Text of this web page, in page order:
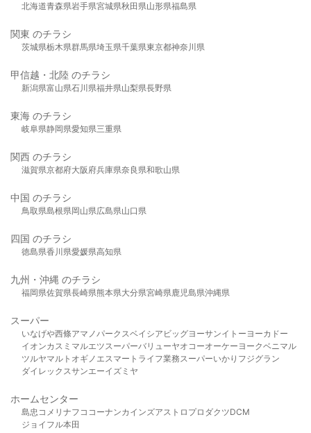
北海道青森県岩手県宮城県秋田県山形県福島県
関東 のチラシ
茨城県栃木県群馬県埼玉県千葉県東京都神奈川県
甲信越・北陸 のチラシ
新潟県富山県石川県福井県山梨県長野県
東海 のチラシ
岐阜県静岡県愛知県三重県
関西 のチラシ
滋賀県京都府大阪府兵庫県奈良県和歌山県
中国 のチラシ
鳥取県島根県岡山県広島県山口県
四国 のチラシ
徳島県香川県愛媛県高知県
九州・沖縄 のチラシ
福岡県佐賀県長崎県熊本県大分県宮崎県鹿児島県沖縄県
スーパー
いなげや西條アマノパークスベイシア ビッグヨーサンイトーヨーカドー
イオンカスミ マルエツスーパーバリューヤオコーオーケー ヨークベニマル
ツルヤマルト オギノ エスマート ライフ業務スーパーいかり フジグラン
ダイレックスサンエーイズミヤ
ホームセンター
島忠 コメリ ナフコ コーナンカインズアストロプロダクツDCM
ジョイフル本田